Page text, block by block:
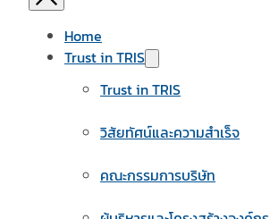
Home
Trust in TRIS
Trust in TRIS
วิสัยทัศน์และความสำเร็จ
คณะกรรมการบริษัท